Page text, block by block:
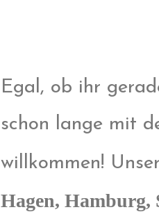
Egal, ob ihr
schon lange mit
willkommen!
Hagen, Hamburg,